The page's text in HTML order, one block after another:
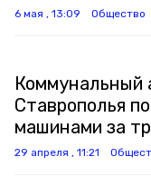
6 мая , 13:09 Общество
Коммунальный
Ставрополья
машинами за
29 апреля , 11:21